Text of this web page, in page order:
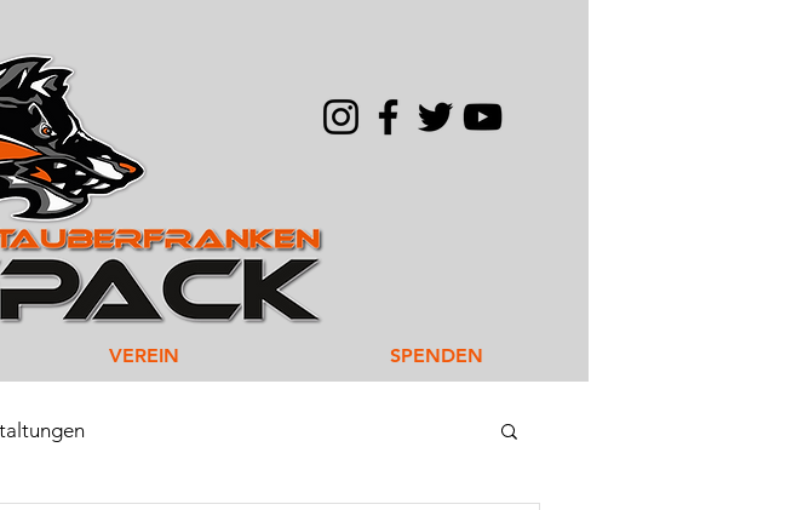
VEREIN SPENDEN